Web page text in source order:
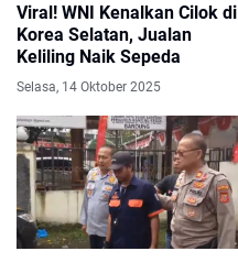
Viral! WNI Kenalkan Cilok di
Korea Selatan, Jualan
Keliling Naik Sepeda
Selasa, 14 Oktober 2025